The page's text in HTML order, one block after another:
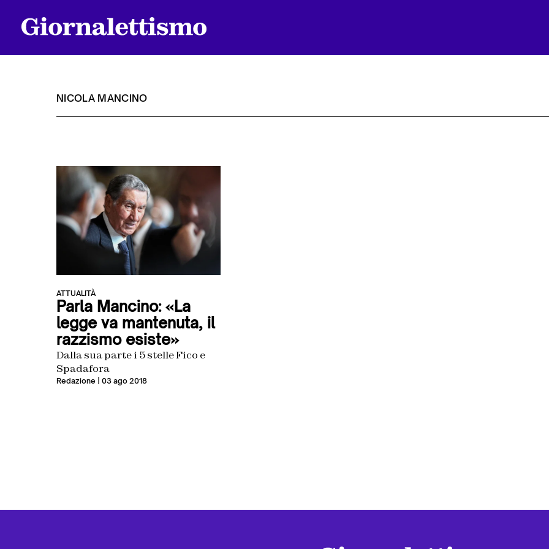
NICOLA MANCINO
ATTUALITÀ
Parla Mancino: «La
legge va mantenuta, il
razzismo esiste»
Dalla sua parte i 5 stelle Fico e
Spadafora
Redazione | 03 ago 2018